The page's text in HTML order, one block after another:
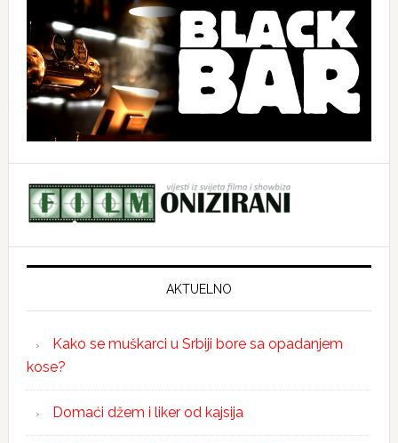
AKTUELNO
Kako se muškarci u Srbiji bore sa opadanjem
kose?
Domaći džem i liker od kajsija